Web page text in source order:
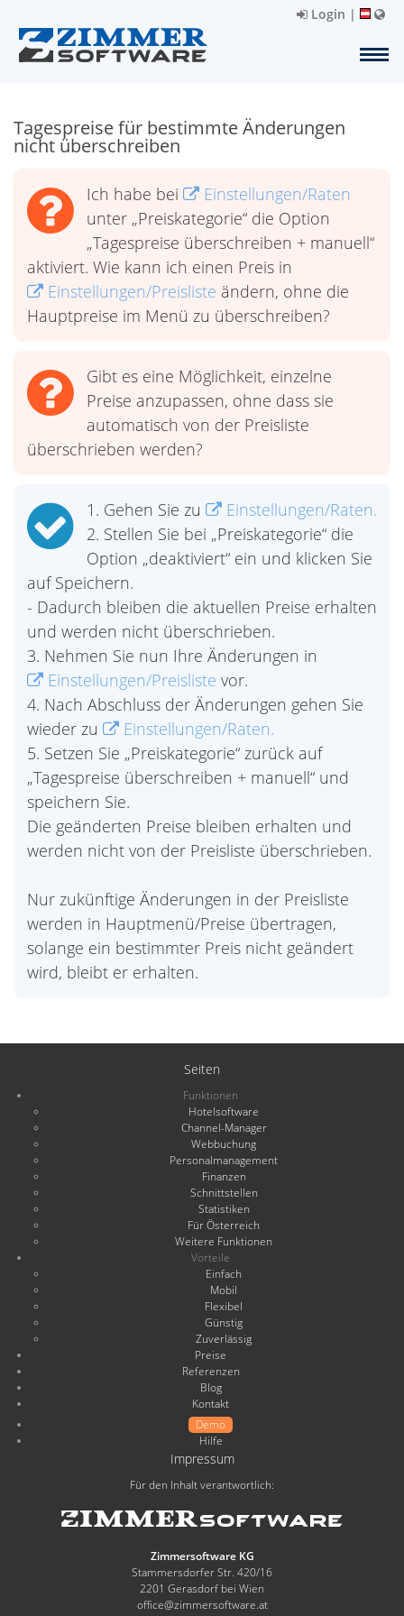
Login |
Tagespreise für bestimmte Änderungen
nicht überschreiben
Ich habe bei
Einstellungen/Raten
unter „Preiskategorie“ die Option
„Tagespreise überschreiben + manuell“
aktiviert. Wie kann ich einen Preis in
Einstellungen/Preisliste ändern, ohne die
Hauptpreise im Menü zu überschreiben?
Gibt es eine Möglichkeit, einzelne
Preise anzupassen, ohne dass sie
automatisch von der Preisliste
überschrieben werden?
1. Gehen Sie zu
Einstellungen/Raten.
2. Stellen Sie bei „Preiskategorie“ die
Option „deaktiviert“ ein und klicken Sie
auf Speichern.
- Dadurch bleiben die aktuellen Preise erhalten
und werden nicht überschrieben.
3. Nehmen Sie nun Ihre Änderungen in
Einstellungen/Preisliste vor.
4. Nach Abschluss der Änderungen gehen Sie
wieder zu
Einstellungen/Raten.
5. Setzen Sie „Preiskategorie“ zurück auf
„Tagespreise überschreiben + manuell“ und
speichern Sie.
Die geänderten Preise bleiben erhalten und
werden nicht von der Preisliste überschrieben.
Nur zukünftige Änderungen in der Preisliste
werden in Hauptmenü/Preise übertragen,
solange ein bestimmter Preis nicht geändert
wird, bleibt er erhalten.
Seiten
Funktionen
Hotelsoftware
Channel-Manager
Webbuchung
Personalmanagement
Finanzen
Schnittstellen
Statistiken
Für Österreich
Weitere Funktionen
Vorteile
Einfach
Mobil
Flexibel
Günstig
Zuverlässig
Preise
Referenzen
Blog
Kontakt
Demo
Hilfe
Impressum
Für den Inhalt verantwortlich:
Zimmersoftware KG
Stammersdorfer Str. 420/16
2201 Gerasdorf bei Wien
office@zimmersoftware.at